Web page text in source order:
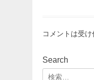
コメントは受け
Search